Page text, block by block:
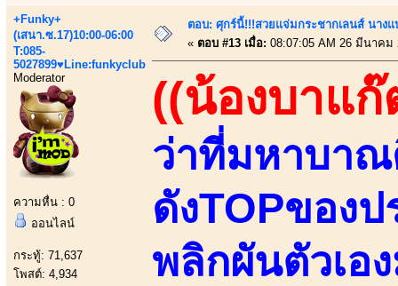
+Funky+
(เสนา.ซ.17)10:00-06:00
T:085-
5027899♥Line:funkyclub
Moderator
ความหื่น : 0
ออนไลน์
กระทู้: 71,637
โพสต์: 4,934
ตอบ: ศุกร์นี้!!!สวยแจ่มกระชากเลนส์ นาง
« ตอบ #13 เมื่อ: 08:07:05 AM 26 มีนาคม
((น้องบาแก๊
ว่าที่มหาบา
ดังTOPของ
พลิกผันตัวเอ